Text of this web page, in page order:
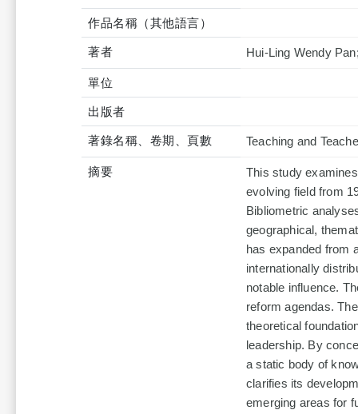
作品名稱（其他語言）
著者 Hui-Ling Wendy
單位
出版者
著錄名稱、卷期、頁數 Teaching and
摘要
This study
evolving field from
Bibliometric
geographical,
has expanded from
internationally
notable influence.
reform agendas.
theoretical
leadership. By
a static body of
clarifies its
emerging areas for